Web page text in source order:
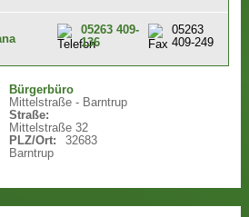
05263 409-
136
05263
409-249
Bürgerbüro
Mittelstraße - Barntrup
Straße:
Mittelstraße 32
PLZ/Ort:
32683
Barntrup